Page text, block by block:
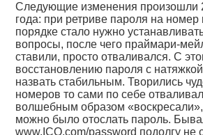
Следующие изменения произошли
года: при ретриве пароля на номер
порядке стало нужно
вопросы, после чего праймари-
ставили, просто отваливался. С
восстановлению пароля с
назвать стабильным. Творились
номеров то сами по себе
волшебным образом
можно было отослать пароль.
www.ICQ.com/password подолгу не